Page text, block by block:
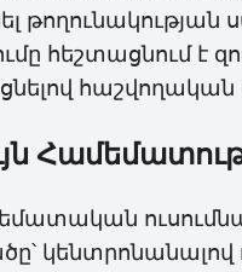
հեշտացնում է